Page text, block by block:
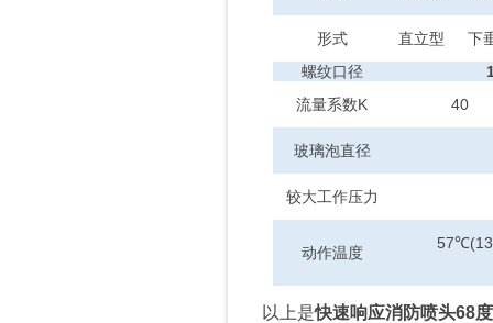
形式 直立型
下
螺纹口径
流量系数K
40
玻璃泡直径
较大工作压力
动作温度
以上是快速响应消防喷头68